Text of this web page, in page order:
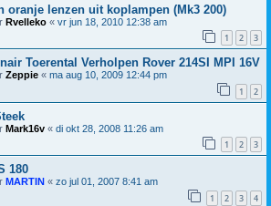
oranje lenzen uit koplampen (Mk3 200)
Rvelleko « vr jun 18, 2010 12:38 am
1 2 3
Toerental Verholpen Rover 214SI MPI 16V
Zeppie « ma aug 10, 2009 12:44 pm
1 2
Mark16v « di okt 28, 2008 11:26 am
1 2 3
180
MARTIN « zo jul 01, 2007 8:41 am
1 2 3 4